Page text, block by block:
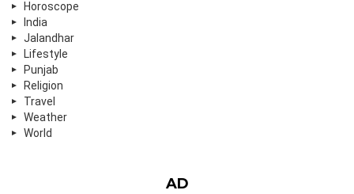
Horoscope
India
Jalandhar
Lifestyle
Punjab
Religion
Travel
Weather
World
AD